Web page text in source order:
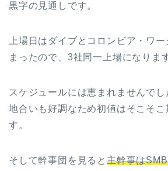
黒字の見通しです。
上場日はダイブとコロンビア・ワー
まったので、3社同一上場になりま
スケジュールには恵まれませんで
地合いも好調なため初値はそこそ
す。
そして幹事団を見ると 主幹事は